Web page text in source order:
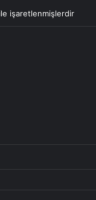
ile işaretlenmişlerdir